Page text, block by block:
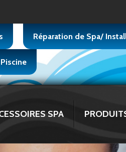
Réparation de Spa/
SPA